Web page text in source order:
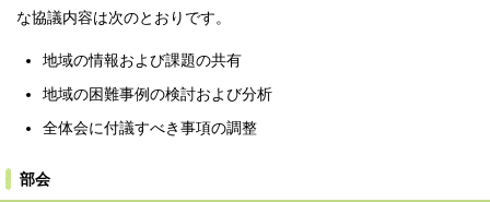
な協議内容は次のとおりです。
地域の情報および課題の共有
地域の困難事例の検討および分析
全体会に付議すべき事項の調整
部会